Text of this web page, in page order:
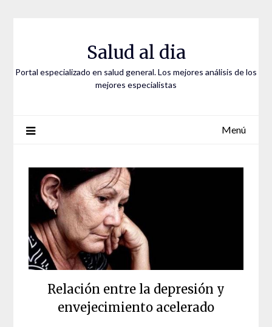
Salud al dia
Portal especializado en salud general. Los mejores análisis de los
mejores especialistas
Menú
Relación entre la depresión y
envejecimiento acelerado